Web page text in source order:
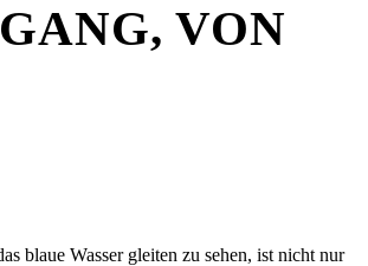
VON
blaue Wasser gleiten zu sehen, ist nicht nur